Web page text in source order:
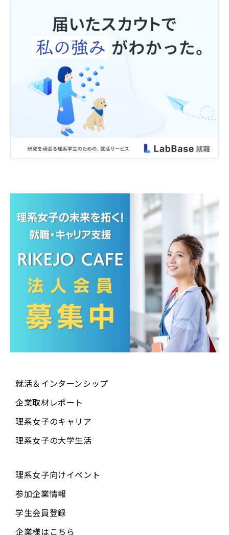
就活＆インターンシップ
企業取材レポート
理系女子のキャリア
理系女子の大学生活
理系女子向けイベント
参加企業情報
学生会員登録
企業様はこちら